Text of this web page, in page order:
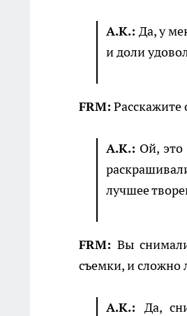
А.К.:Да, у
и доли
FRM: Расскажите
А.К.: Ой,
лучшее
FRM: Вы
съемки, и сложно
А.К.: Да,